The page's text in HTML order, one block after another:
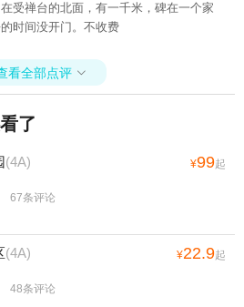
受禅台的北面，有一千米，碑在一个家
时间没开门。不收费
看全部点评 
了
(4A) ¥99起
67条评论
(4A) ¥22.9起
48条评论